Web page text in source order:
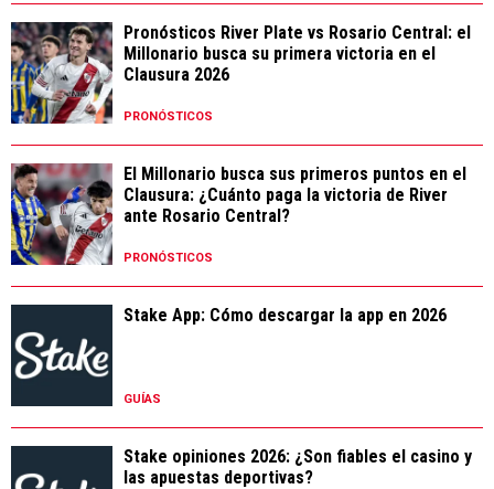
Pronósticos River Plate vs Rosario Central: el
Millonario busca su primera victoria en el
Clausura 2026
PRONÓSTICOS
El Millonario busca sus primeros puntos en el
Clausura: ¿Cuánto paga la victoria de River
ante Rosario Central?
PRONÓSTICOS
Stake App: Cómo descargar la app en 2026
GUÍAS
Stake opiniones 2026: ¿Son fiables el casino y
las apuestas deportivas?